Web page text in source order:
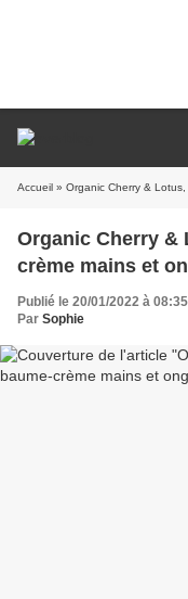
Accueil » Organic Cherry &
Organic Cherry & Lotus, mon
crème mains et
Publié le 20/01/2022 à 08:35
Par Sophie